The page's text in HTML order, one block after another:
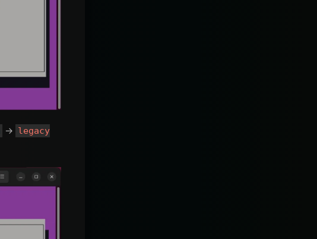
-> legacy